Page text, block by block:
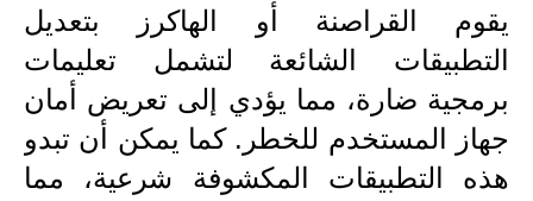
نتائج القبول المركزي
الطقس
العطل
يقوم القراصنة أو الهاكرز بتعديل
التطبيقات الشائعة لتشمل تعليمات
برمجية ضارة، مما يؤدي إلى تعريض أمان
جهاز المستخدم للخطر. كما يمكن أن تبدو
هذه التطبيقات المكشوفة شرعية، مما